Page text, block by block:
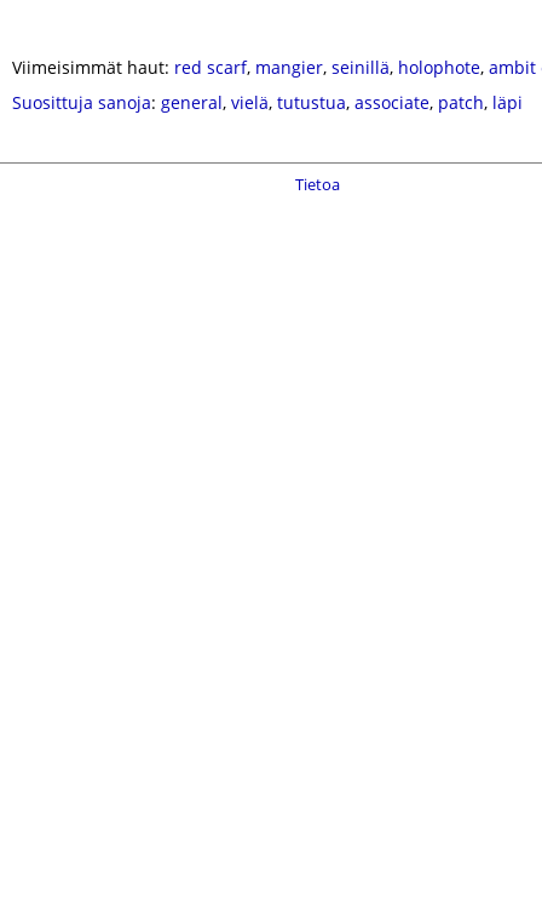
Viimeisimmät haut: red scarf, mangier, seinillä, holophote, ambit
Suosittuja sanoja: general, vielä, tutustua, associate, patch, läpi
Tietoa